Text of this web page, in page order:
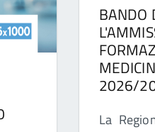
BANDO
2026/
La